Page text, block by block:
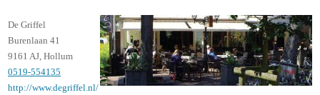
De Griffel
Burenlaan 41
9161 AJ, Hollum
0519-554135
http://www.degriffel.nl/